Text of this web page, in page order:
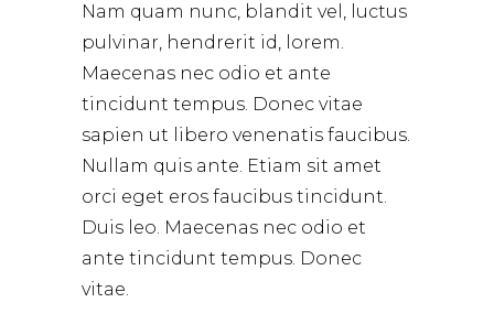
Nam quam nunc, blandit vel, luctus
pulvinar, hendrerit id, lorem.
Maecenas nec odio et ante
tincidunt tempus. Donec vitae
sapien ut libero venenatis faucibus.
Nullam quis ante. Etiam sit amet
orci eget eros faucibus tincidunt.
Duis leo. Maecenas nec odio et
ante tincidunt tempus. Donec
vitae.